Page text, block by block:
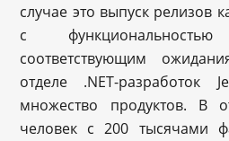
случае это выпуск релизов
с
соответствующим
отделе .NET-разработок
множество продуктов. В
человек с 200 тысячами